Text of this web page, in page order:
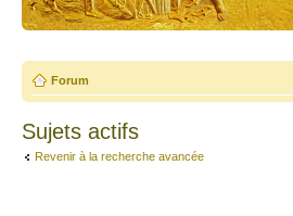
Forum
Sujets actifs
Revenir à la recherche avancée